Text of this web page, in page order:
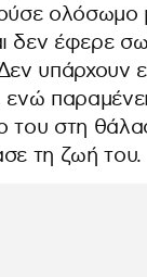
ολόσωμο
δεν έφερε
υπάρχουν
ενώ
του στη
τη ζωή του.